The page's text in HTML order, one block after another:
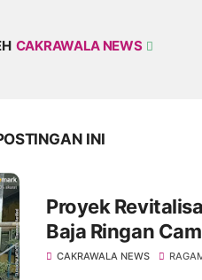
CAKRAWALA NEWS
INI
Proyek
Baja Ringan
Anggaran
CAKRAWALA NEWS